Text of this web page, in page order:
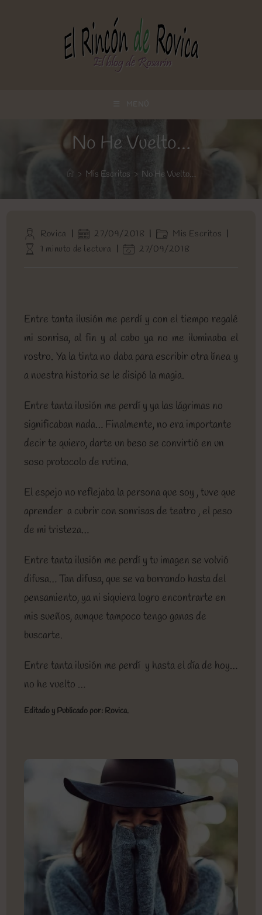
No He Vuelto…
> Mis Escritos > No He Vuelto…
Autor
de
la
Rovica
Publicación
de
la
27/09/2018
Categoría
de
la
Mis Escritos
Tiempo1 minuto de lectura
Última27/09/2018
Entre tanta ilusión me perdí y con el tiempo regalé
mi sonrisa, al fin y al cabo ya no me iluminaba el
rostro. Ya la tinta no daba para escribir otra línea y
a nuestra historia se le disipó la magia.
Entre tanta ilusión me perdí y ya las lágrimas no
significaban nada… Finalmente, no era importante
decir te quiero, darte un beso se convirtió en un
soso protocolo de rutina.
El espejo no reflejaba la persona que soy , tuve que
aprender a cubrir con sonrisas de teatro , el peso
de mi tristeza…
Entre tanta ilusión me perdí y tu imagen se volvió
difusa… Tan difusa, que se va borrando hasta del
pensamiento, ya ni siquiera logro encontrarte en
mis sueños, aunque tampoco tengo ganas de
buscarte.
Entre tanta ilusión me perdí y hasta el día de hoy…
no he vuelto …
Editado y Publicado por: Rovica.